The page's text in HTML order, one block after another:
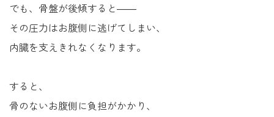
でも、骨盤が後傾すると――
その圧力はお腹側に逃げてしまい、
内臓を支えきれなくなります。
すると、
骨のないお腹側に負担がかかり、